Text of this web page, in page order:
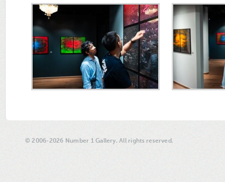
© 2006-2026 Number 1 Gallery. All rights reserved.